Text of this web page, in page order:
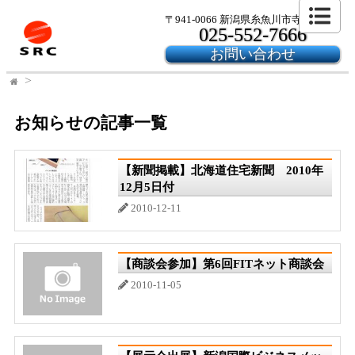
〒941-0066 新潟県糸魚川市寺島2-24-6
025-552-7666
お問い合わせ
お知らせの記事一覧
【新聞掲載】北海道住宅新聞 2010年
12月5日付
2010-12-11
【商談会参加】第6回FITネット商談会
2010-11-05